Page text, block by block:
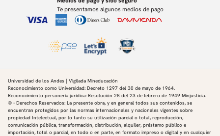
Te presentamos algunos medios de pago
Universidad de los Andes | Vigilada Mineducación
Reconocimiento como Universidad: Decreto 1297 del 30 de mayo de 1964.
Reconocimiento personería jurídica: Resolución 28 del 23 de febrero de 1949 Minjusticia.
© - Derechos Reservados: La presente obra, y en general todos sus contenidos, se
encuentran protegidos por las normas internacionales y nacionales vigentes sobre
propiedad Intelectual, por lo tanto su utilización parcial o total, reproducción,
comunicación pública, transformación, distribución, alquiler, préstamo público e
importación, total o parcial, en todo o en parte, en formato impreso o digital y en cualquier